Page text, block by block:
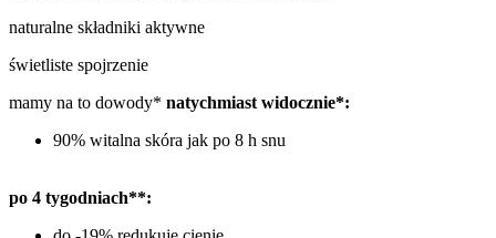
naturalne składniki aktywne
świetliste spojrzenie
mamy na to dowody* natychmiast widocznie*:
90% witalna skóra jak po 8 h snu
po 4 tygodniach**: